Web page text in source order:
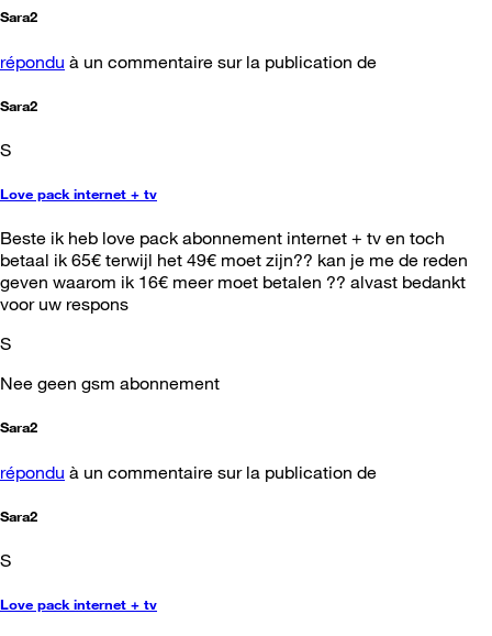
Sara2
répondu à un commentaire sur la publication de
Sara2
S
Love pack internet + tv
Beste ik heb love pack abonnement internet + tv en toch
betaal ik 65€ terwijl het 49€ moet zijn?? kan je me de reden
geven waarom ik 16€ meer moet betalen ?? alvast bedankt
voor uw respons
S
Nee geen gsm abonnement
Sara2
répondu à un commentaire sur la publication de
Sara2
S
Love pack internet + tv